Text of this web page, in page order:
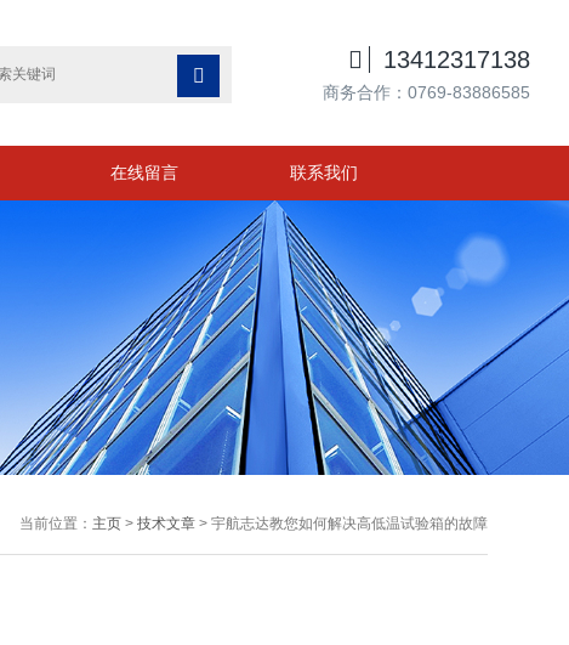

 13412317138
商务合作：0769-83886585
在线留言 联系我们
当前位置： 主页> 技术文章> 宇航志达教您如何解决高低温试验箱的故障